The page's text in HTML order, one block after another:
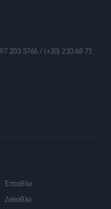
203 3766 / (+30) 210 68 71
Έπταθλο
Δέκαθλο